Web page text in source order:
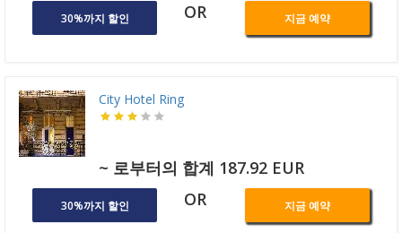
30%까지 할인 OR 지금 예약
City Hotel Ring
~ 로부터의 합계 187.92 EUR
30%까지 할인 OR 지금 예약